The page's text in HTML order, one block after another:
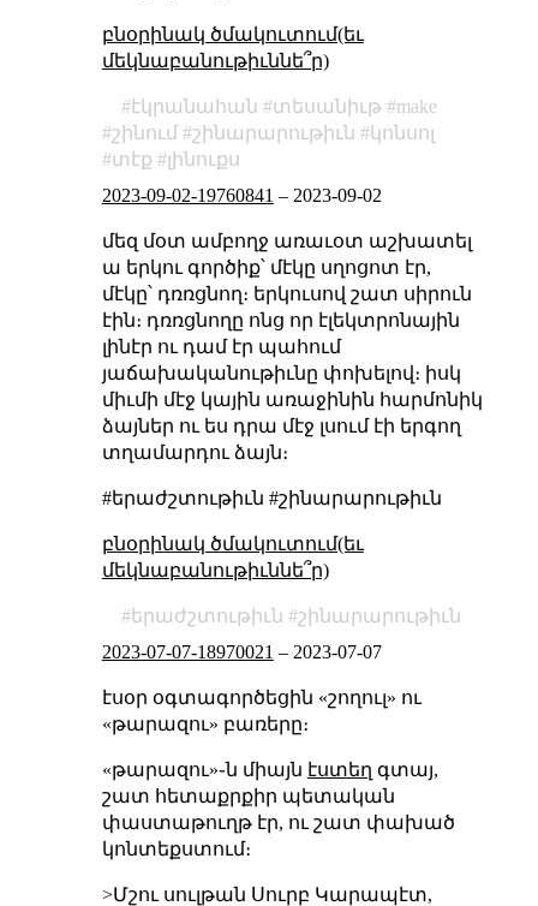
բնօրինակ ծմակուտում(եւ
մեկնաբանութիւննե՞ր)
էկրանահան տեսանիւթ
make
շինում
շինարարութիւն
կոնսոլ
տէք
լինուքս
2023-09-02-19760841 – 2023-09-02
մեզ մօտ ամբողջ առաւօտ աշխատել
ա երկու գործիք՝ մէկը սղոցոտ էր,
մէկը՝ դռռցնող։ երկուսով շատ սիրուն
էին։ դռռցնողը ոնց որ էլեկտրոնային
լինէր ու դամ էր պահում
յաճախականութիւնը փոխելով։ իսկ
միւմի մէջ կային առաջինին հարմոնիկ
ձայներ ու ես դրա մէջ լսում էի երգող
տղամարդու ձայն։
#երաժշտութիւն #շինարարութիւն
բնօրինակ ծմակուտում(եւ
մեկնաբանութիւննե՞ր)
երաժշտութիւն
շինարարութիւն
2023-07-07-18970021 – 2023-07-07
էսօր օգտագործեցին «շողուլ» ու
«թարազու» բառերը։
«թարազու»֊ն միայն էստեղ գտայ,
շատ հետաքրքիր պետական
փաստաթուղթ էր, ու շատ փախած
կոնտեքստում։
>Մշու սուլթան Սուրբ Կարապէտ,